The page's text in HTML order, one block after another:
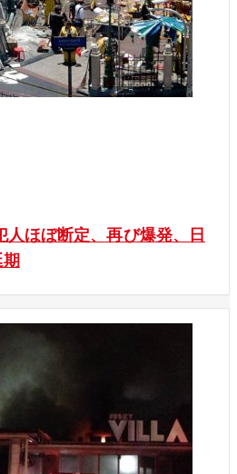
人ほぼ断定、再び爆発、日